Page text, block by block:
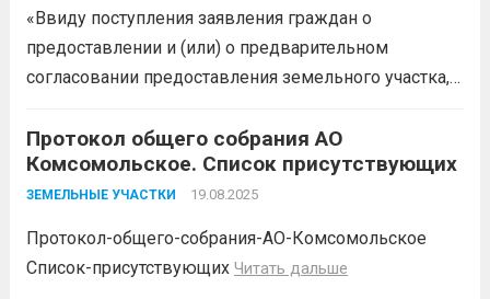
ЗК РФ информирует о возможности
предоставления следующего
земельного участка:...
«Ввиду поступления заявления граждан о
предоставлении и (или) о предварительном
согласовании предоставления земельного участка,
Белореченский район в соответствии с пп. 1 п. 1 ст.
39.18 ЗК РФ информирует о возможности
предоставления следующего земельного участка:
Читать дальше
Протокол общего собрания АО
Комсомольское. Список присутствующих
ЗЕМЕЛЬНЫЕ УЧАСТКИ 19.08.2025
Протокол-общего-собрания-АО-Комсомольское
Список-присутствующих Читать дальше